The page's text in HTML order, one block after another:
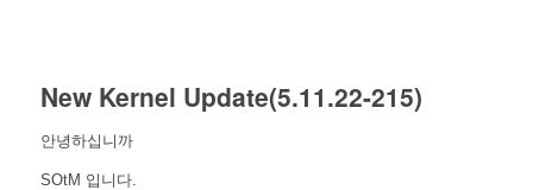
New Kernel Update(5.11.22-215)
안녕하십니까
SOtM 입니다.